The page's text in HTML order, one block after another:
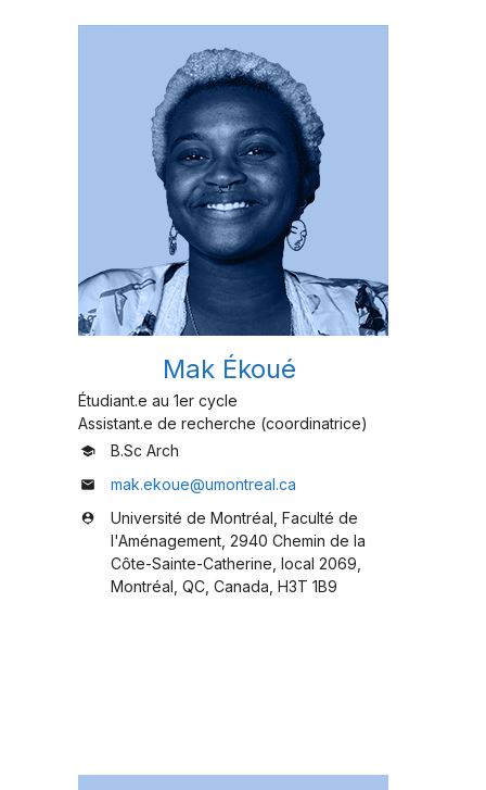
Mak Ékoué
Étudiant.e au 1er cycle
Assistant.e de recherche (coordinatrice)
school B.Sc Arch
mail mak.ekoue@umontreal.ca
person_pin
Université de Montréal, Faculté de
l'Aménagement, 2940 Chemin de la
Côte-Sainte-Catherine, local 2069,
Montréal, QC, Canada, H3T 1B9